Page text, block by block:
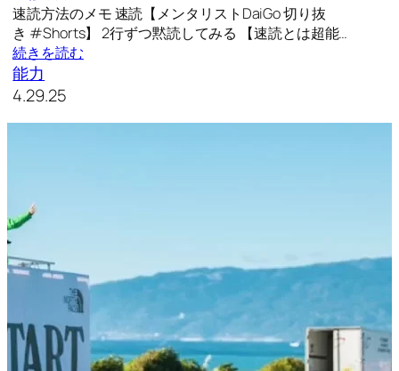
速読方法のメモ 速読【メンタリストDaiGo 切り抜
き #Shorts】 2行ずつ黙読してみる 【速読とは超能…
続きを読む
能力
4.29.25